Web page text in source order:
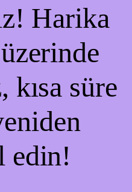
Harika
kısa süre
edin!